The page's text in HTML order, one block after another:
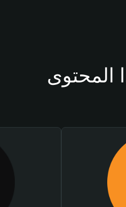
المحتوى